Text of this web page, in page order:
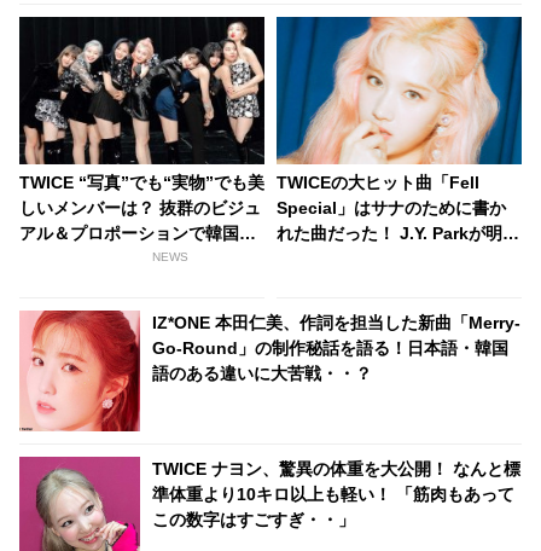
TWICE “写真”でも“実物”でも美
しいメンバーは？ 抜群のビジュ
アル＆プロポーションで韓国ネ
ットユーザーをあっと言わせた
NEWS
TWICEの大ヒット曲「Fell
Special」はサナのために書か
れた曲だった！ J.Y. Parkが明か
ちの友情に敬意を表す
IZ*ONE 本田仁美、作詞を担当した新曲「Merry-
Go-Round」の制作秘話を語る！日本語・韓国
語のある違いに大苦戦・・？
TWICE ナヨン、驚異の体重を大公開！ なんと標
準体重より10キロ以上も軽い！ 「筋肉もあって
この数字はすごすぎ・・」